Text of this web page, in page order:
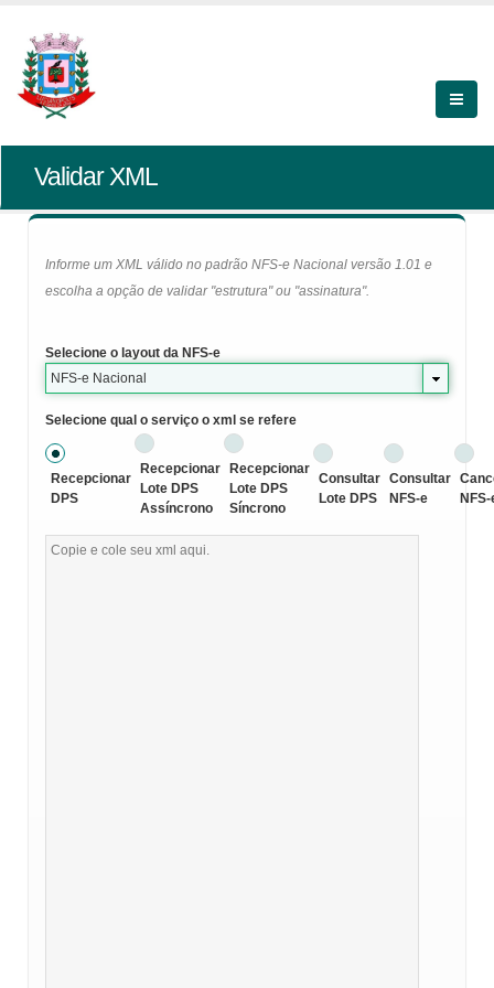
Validar XML
Informe um XML válido no padrão NFS-e Nacional versão 1.01 e
escolha a opção de validar "estrutura" ou "assinatura".
Selecione o layout da NFS-e
NFS-e Nacional
Selecione qual o serviço o xml se refere
Recepcionar
DPS
Recepcionar
Lote DPS
Assíncrono
Recepcionar
Lote DPS
Síncrono
Consultar
Lote DPS
Consultar
NFS-e
NFS-